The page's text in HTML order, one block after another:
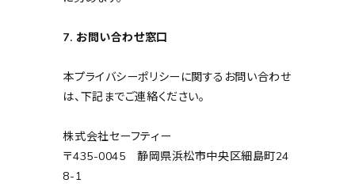
7. お問い合わせ窓口
本プライバシーポリシーに関するお問い合わせ
は、下記までご連絡ください。
株式会社セーフティー
〒435-0045 静岡県浜松市中央区細島町24
8-1